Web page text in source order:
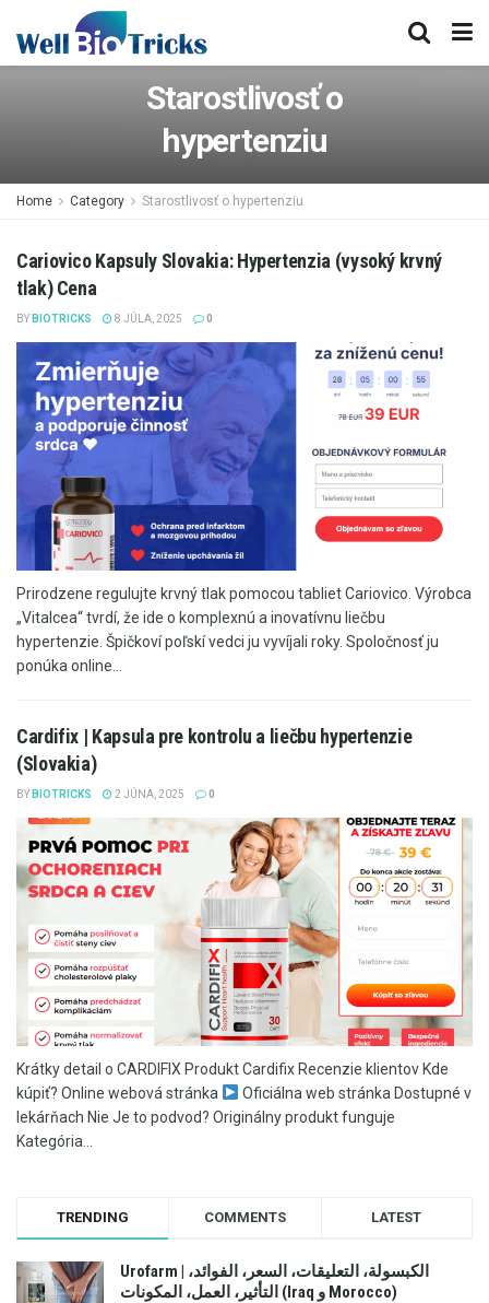
Starostlivosť o
hypertenziu
Home Category Starostlivosť o hypertenziu
Cariovico Kapsuly Slovakia: Hypertenzia (vysoký krvný
tlak) Cena
BY BIOTRICKS 8 JÚLA, 2025 0
Prirodzene regulujte krvný tlak pomocou tabliet Cariovico. Výrobca
„Vitalcea“ tvrdí, že ide o komplexnú a inovatívnu liečbu
hypertenzie. Špičkoví poľskí vedci ju vyvíjali roky. Spoločnosť ju
ponúka online...
Cardifix | Kapsula pre kontrolu a liečbu hypertenzie
(Slovakia)
BY BIOTRICKS 2 JÚNA, 2025 0
Krátky detail o CARDIFIX Produkt Cardifix Recenzie klientov Kde
kúpiť? Online webová stránka
Oficiálna web stránka Dostupné v
lekárňach Nie Je to podvod? Originálny produkt funguje
Kategória...
TRENDING COMMENTS LATEST
Urofarm | الكبسولة، التعليقات، السعر، الفوائد،
التأثير، العمل، المكونات (Iraq و Morocco)